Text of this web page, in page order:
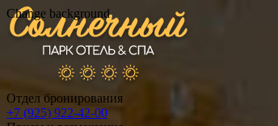
Change background
Отдел бронирования
+7 (925) 922-42-00